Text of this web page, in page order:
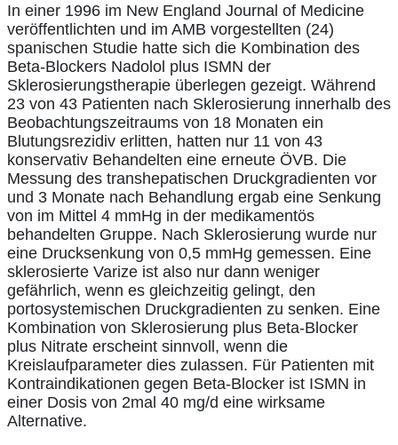
In einer 1996 im New England Journal of Medicine
veröffentlichten und im AMB vorgestellten (24)
spanischen Studie hatte sich die Kombination des
Beta-Blockers Nadolol plus ISMN der
Sklerosierungstherapie überlegen gezeigt. Während
23 von 43 Patienten nach Sklerosierung innerhalb des
Beobachtungszeitraums von 18 Monaten ein
Blutungsrezidiv erlitten, hatten nur 11 von 43
konservativ Behandelten eine erneute ÖVB. Die
Messung des transhepatischen Druckgradienten vor
und 3 Monate nach Behandlung ergab eine Senkung
von im Mittel 4 mmHg in der medikamentös
behandelten Gruppe. Nach Sklerosierung wurde nur
eine Drucksenkung von 0,5 mmHg gemessen. Eine
sklerosierte Varize ist also nur dann weniger
gefährlich, wenn es gleichzeitig gelingt, den
portosystemischen Druckgradienten zu senken. Eine
Kombination von Sklerosierung plus Beta-Blocker
plus Nitrate erscheint sinnvoll, wenn die
Kreislaufparameter dies zulassen. Für Patienten mit
Kontraindikationen gegen Beta-Blocker ist ISMN in
einer Dosis von 2mal 40 mg/d eine wirksame
Alternative.